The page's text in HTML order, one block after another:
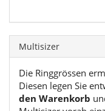
Multisizer
Die Ringgrössen
Diesen legen Sie
den Warenkorb